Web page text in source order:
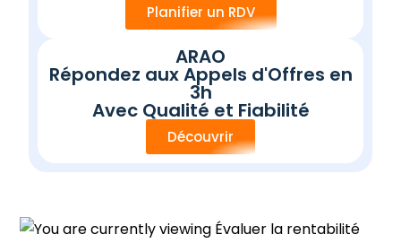
g
Planifier un RDV
ARAO
Répondez aux Appels d'Offres en
3h
Avec Qualité et Fiabilité
Découvrir